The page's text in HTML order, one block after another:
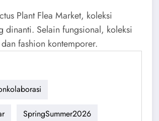
Plant Flea Market, koleksi
Selain fungsional, koleksi
fashion kontemporer.
SpringSummer2026